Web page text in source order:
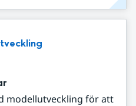
modellutveckling för att